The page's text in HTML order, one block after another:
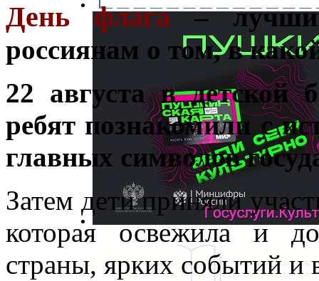
День флага– лучший
россиянам о том, в
22 августа в детской
ребят познакомили с
главных символов
Затем дети приняли
которая освежила и
страны, ярких событий